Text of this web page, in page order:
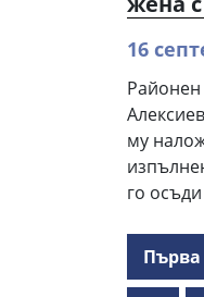
16
Районен
му
го